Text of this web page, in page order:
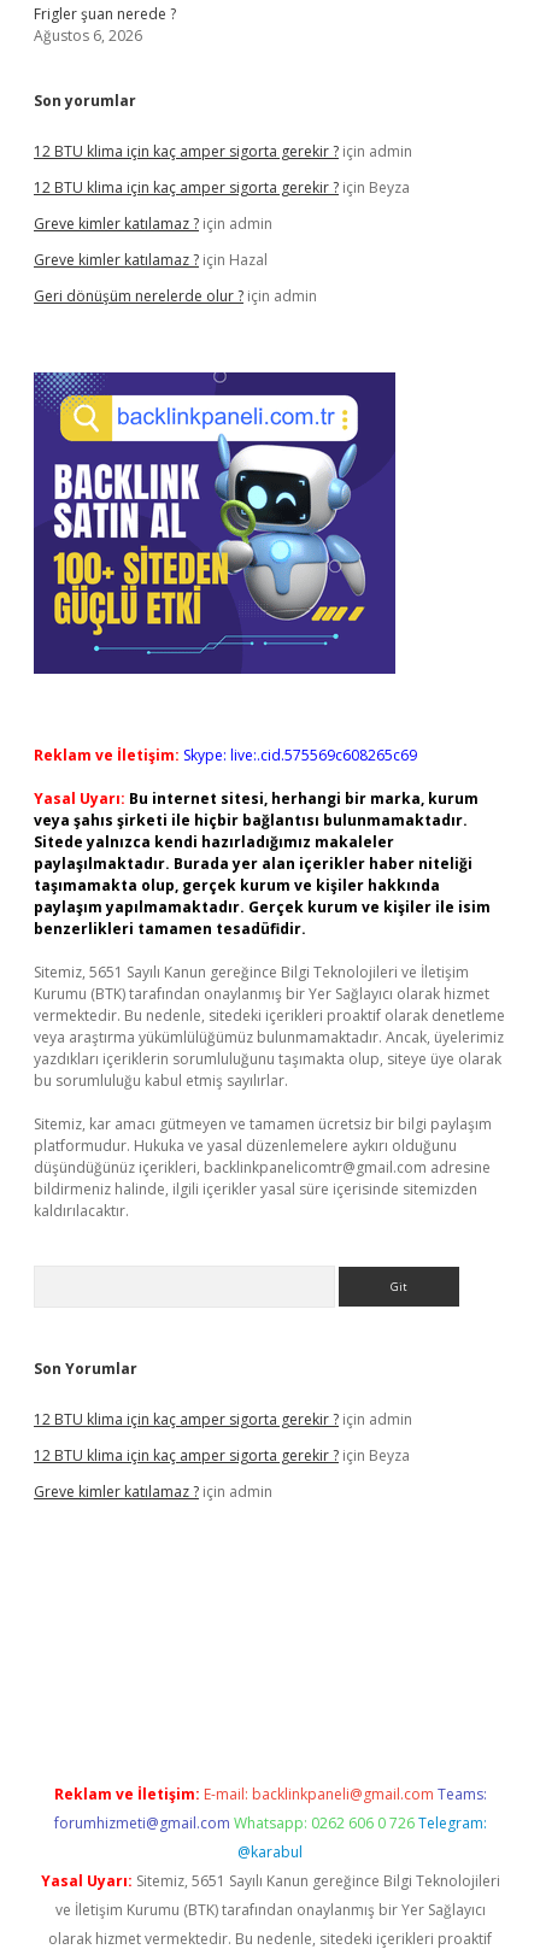
Frigler şuan nerede ?
Ağustos 6, 2026
Son yorumlar
12 BTU klima için kaç amper sigorta gerekir ? için admin
12 BTU klima için kaç amper sigorta gerekir ? için Beyza
Greve kimler katılamaz ? için admin
Greve kimler katılamaz ? için Hazal
Geri dönüşüm nerelerde olur ? için admin
Reklam ve İletişim: Skype: live:.cid.575569c608265c69
Yasal Uyarı: Bu internet sitesi, herhangi bir marka, kurum
veya şahıs şirketi ile hiçbir bağlantısı bulunmamaktadır.
Sitede yalnızca kendi hazırladığımız makaleler
paylaşılmaktadır. Burada yer alan içerikler haber niteliği
taşımamakta olup, gerçek kurum ve kişiler hakkında
paylaşım yapılmamaktadır. Gerçek kurum ve kişiler ile isim
benzerlikleri tamamen tesadüfidir.
Sitemiz, 5651 Sayılı Kanun gereğince Bilgi Teknolojileri ve İletişim
Kurumu (BTK) tarafından onaylanmış bir Yer Sağlayıcı olarak hizmet
vermektedir. Bu nedenle, sitedeki içerikleri proaktif olarak denetleme
veya araştırma yükümlülüğümüz bulunmamaktadır. Ancak, üyelerimiz
yazdıkları içeriklerin sorumluluğunu taşımakta olup, siteye üye olarak
bu sorumluluğu kabul etmiş sayılırlar.
Sitemiz, kar amacı gütmeyen ve tamamen ücretsiz bir bilgi paylaşım
platformudur. Hukuka ve yasal düzenlemelere aykırı olduğunu
düşündüğünüz içerikleri, backlinkpanelicomtr@gmail.com adresine
bildirmeniz halinde, ilgili içerikler yasal süre içerisinde sitemizden
kaldırılacaktır.
Son Yorumlar
12 BTU klima için kaç amper sigorta gerekir ? için admin
12 BTU klima için kaç amper sigorta gerekir ? için Beyza
Greve kimler katılamaz ? için admin
Reklam ve İletişim: E-mail: backlinkpaneli@gmail.com Teams:
forumhizmeti@gmail.com Whatsapp: 0262 606 0 726 Telegram:
@karabul
Yasal Uyarı: Sitemiz, 5651 Sayılı Kanun gereğince Bilgi Teknolojileri
ve İletişim Kurumu (BTK) tarafından onaylanmış bir Yer Sağlayıcı
olarak hizmet vermektedir. Bu nedenle, sitedeki içerikleri proaktif